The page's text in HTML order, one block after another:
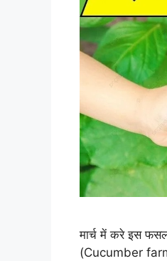
मार्च में करे इस
(Cucumber